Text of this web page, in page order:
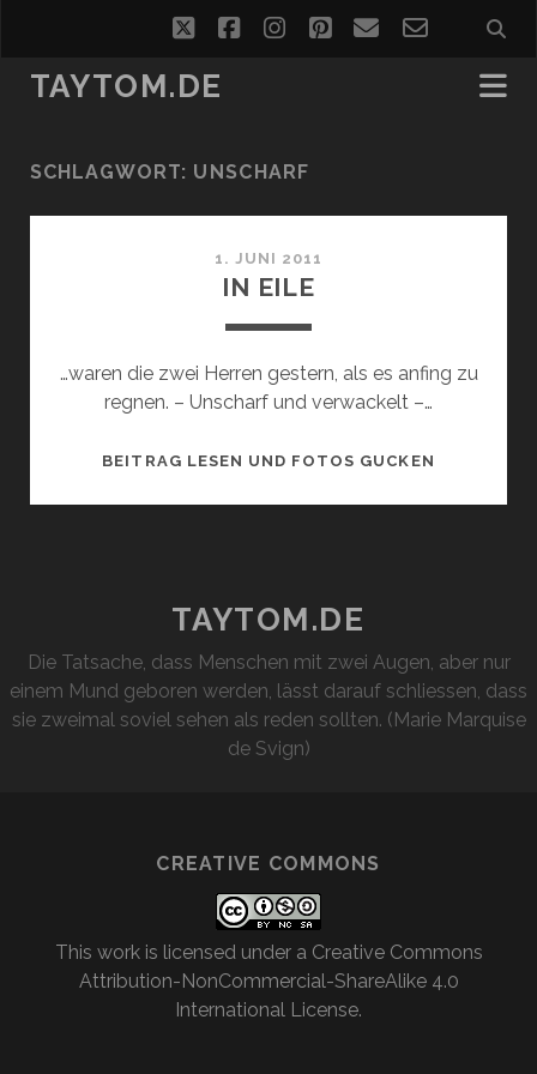
twitterfacebookinstagram
pinterest
emailemail-
form
TAYTOM.DE
SCHLAGWORT: UNSCHARF
1. JUNI 2011
IN EILE
…waren die zwei Herren gestern, als es anfing zu
regnen. – Unscharf und verwackelt –…
BEITRAG LESEN UND FOTOS GUCKEN
TAYTOM.DE
Die Tatsache, dass Menschen mit zwei Augen, aber nur
einem Mund geboren werden, lässt darauf schliessen, dass
sie zweimal soviel sehen als reden sollten. (Marie Marquise
de Svign)
CREATIVE COMMONS
This work is licensed under a Creative Commons
Attribution-NonCommercial-ShareAlike 4.0
International License.